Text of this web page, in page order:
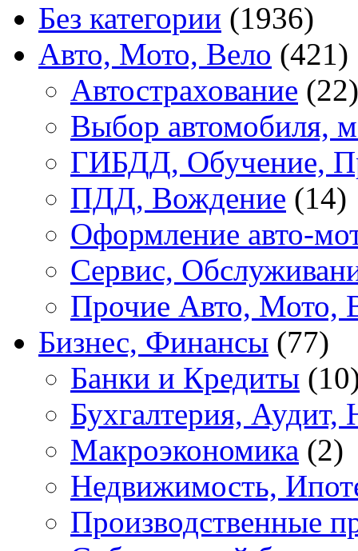
Без категории (1936)
Авто, Мото, Вело (421)
Автострахование (22)
Выбор автомобиля,
ГИБДД, Обучение,
ПДД, Вождение (14)
Оформление авто-
Сервис,
Прочие Авто, Мото,
Бизнес, Финансы (77)
Банки и Кредиты
Бухгалтерия, Аудит,
Макроэкономика (2)
Недвижимость,
Производственные